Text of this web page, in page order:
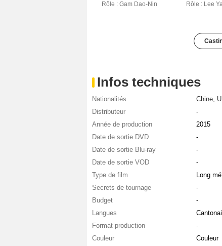
Rôle : Gam Dao-Nin Rôle : Lee
Infos techniques
Nationalités Chine,
Distributeur
-
Année de production
2015
Date de sortie DVD
-
Date de sortie Blu-ray
-
Date de sortie VOD
-
Type de film
Long
Secrets de tournage
-
Budget
-
Langues
Format production
-
Couleur
Couleur